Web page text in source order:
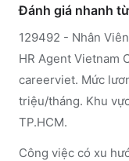
Đánh giá nhanh
129492 - Nhân
HR Agent Vietnam
careerviet. Mức
triệu/tháng. Khu
TP.HCM.
Công việc có xu